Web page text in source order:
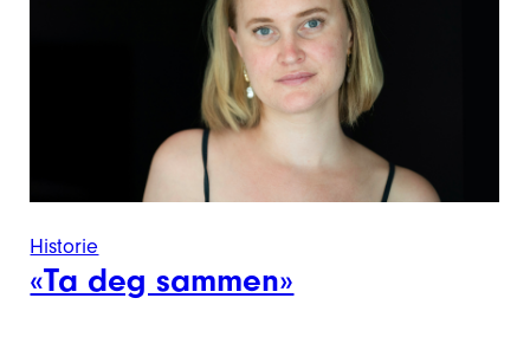
Historie
«Ta deg sammen»